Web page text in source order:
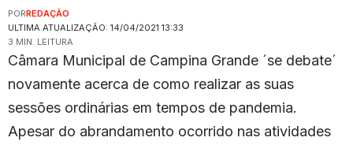
ULTIMA ATUALIZAÇÃO: 14/04/2021 13:33
PORREDAÇÃO
3 MIN. LEITURA
Câmara Municipal de Campina Grande ´se debate´
novamente acerca de como realizar as suas
sessões ordinárias em tempos de pandemia.
Apesar do abrandamento ocorrido nas atividades